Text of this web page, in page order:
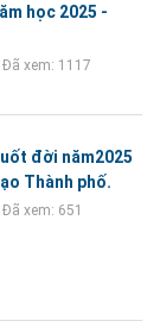
học 2025 -
Đã xem: 1117
đời năm2025
Thành phố.
Đã xem: 651